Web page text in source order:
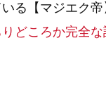
る【マジエク
りどころか完全